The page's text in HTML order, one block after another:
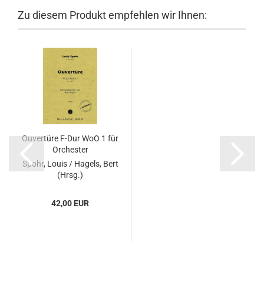
Zu diesem Produkt empfehlen wir Ihnen:
Ouvertüre F-Dur WoO 1 für
Orchester
Spohr, Louis / Hagels, Bert
(Hrsg.)
42,00 EUR